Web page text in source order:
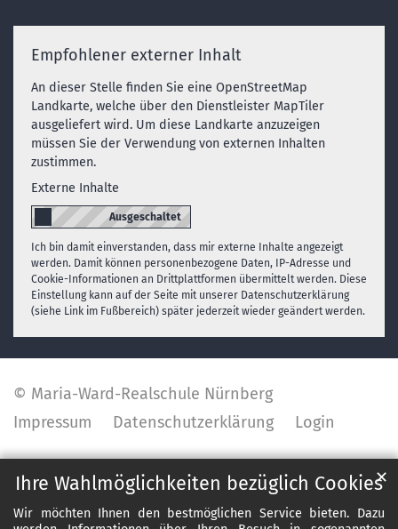
Ihre Wahlmöglichkeiten bezüglich Cookies
Wir möchten Ihnen den bestmöglichen Service bieten. Dazu
✕
Empfohlener externer Inhalt
An dieser Stelle finden Sie eine OpenStreetMap
Landkarte, welche über den Dienstleister MapTiler
ausgeliefert wird. Um diese Landkarte anzuzeigen
müssen Sie der Verwendung von externen Inhalten
zustimmen.
Externe Inhalte
Ich bin damit einverstanden, dass mir externe Inhalte angezeigt
werden. Damit können personenbezogene Daten, IP-Adresse und
Cookie-Informationen an Drittplattformen übermittelt werden. Diese
Einstellung kann auf der Seite mit unserer Datenschutzerklärung
(siehe Link im Fußbereich) später jederzeit wieder geändert werden.
© Maria-Ward-Realschule Nürnberg
Impressum
Datenschutzerklärung Login